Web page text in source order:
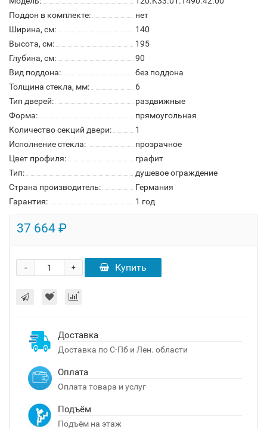
Поддон в комплекте:
нет
Ширина, см:
140
Высота, см:
195
Глубина, см:
90
Вид поддона:
без поддона
Толщина стекла, мм:
6
Тип дверей:
раздвижные
Форма:
прямоугольная
Количество секций двери:
1
Исполнение стекла:
прозрачное
Цвет профиля:
графит
Тип:
душевое ограждение
Страна производитель:
Германия
Гарантия:
1 год
37 664 ₽
+
- Купить
Доставка
Доставка по С-Пб и Лен. области
Оплата
Оплата товара и услуг
Подъём
Подъём на этаж